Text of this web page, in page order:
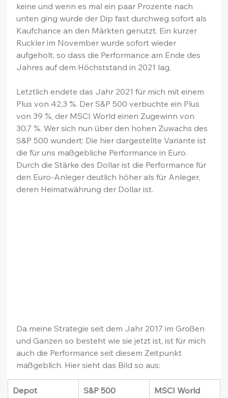
keine und wenn es mal ein paar Prozente nach
unten ging wurde der Dip fast durchweg sofort als
Kaufchance an den Märkten genutzt. Ein kurzer
Ruckler im November wurde sofort wieder
aufgeholt, so dass die Performance am Ende des
Jahres auf dem Höchststand in 2021 lag.
Letztlich endete das Jahr 2021 für mich mit einem
Plus von 42,3 %. Der S&P 500 verbuchte ein Plus
von 39 %, der MSCI World einen Zugewinn von
30,7 %. Wer sich nun über den hohen Zuwachs des
S&P 500 wundert: Die hier dargestellte Variante ist
die für uns maßgebliche Performance in Euro.
Durch die Stärke des Dollar ist die Performance für
den Euro-Anleger deutlich höher als für Anleger,
deren Heimatwährung der Dollar ist.
Da meine Strategie seit dem Jahr 2017 im Großen
und Ganzen so besteht wie sie jetzt ist, ist für mich
auch die Performance seit diesem Zeitpunkt
maßgeblich. Hier sieht das Bild so aus:
Depot S&P 500 MSCI World